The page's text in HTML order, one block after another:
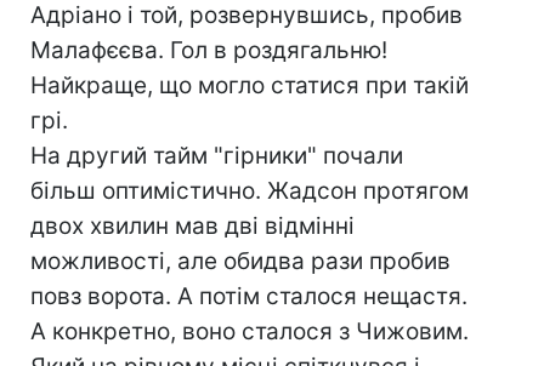
Адріано і той, розвернувшись, пробив
Малафєєва. Гол в роздягальню!
Найкраще, що могло статися при такій
грі.
На другий тайм "гірники" почали
більш оптимістично. Жадсон протягом
двох хвилин мав дві відмінні
можливості, але обидва рази пробив
повз ворота. А потім сталося нещастя.
А конкретно, воно сталося з Чижовим.